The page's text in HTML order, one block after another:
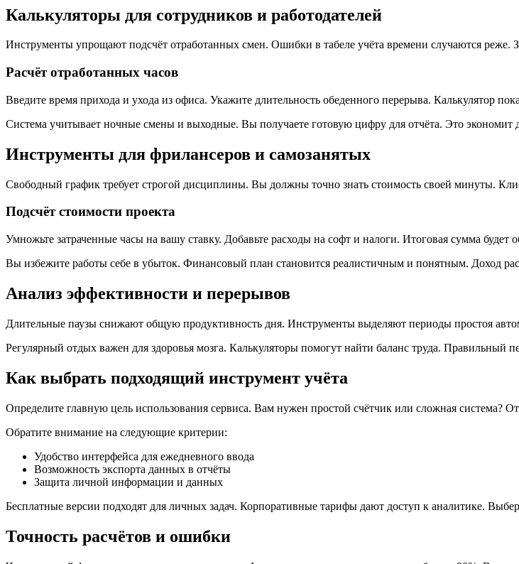
Калькуляторы для сотрудников и работодателей
Инструменты упрощают подсчёт отработанных смен. Ошибки в табеле учёта времени случаются реже.
Расчёт отработанных часов
Введите время прихода и ухода из офиса. Укажите длительность обеденного перерыва. Калькулятор
Система учитывает ночные смены и выходные. Вы получаете готовую цифру для отчёта. Это экономит
Инструменты для фрилансеров и самозанятых
Свободный график требует строгой дисциплины. Вы должны точно знать стоимость своей минуты.
Подсчёт стоимости проекта
Умножьте затраченные часы на вашу ставку. Добавьте расходы на софт и налоги. Итоговая сумма будет
Вы избежите работы себе в убыток. Финансовый план становится реалистичным и понятным. Доход
Анализ эффективности и перерывов
Длительные паузы снижают общую продуктивность дня. Инструменты выделяют периоды простоя
Регулярный отдых важен для здоровья мозга. Калькуляторы помогут найти баланс труда. Правильный
Как выбрать подходящий инструмент учёта
Определите главную цель использования сервиса. Вам нужен простой счётчик или сложная система?
Обратите внимание на следующие критерии:
Удобство интерфейса для ежедневного ввода
Возможность экспорта данных в отчёты
Защита личной информации и данных
Бесплатные версии подходят для личных задач. Корпоративные тарифы дают доступ к аналитике.
Точность расчётов и ошибки